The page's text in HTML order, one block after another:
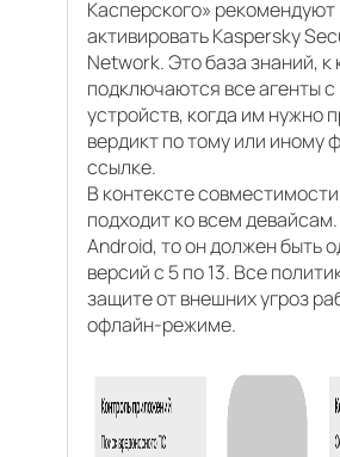
Касперского» рекомендуют
активировать Kaspersky
Network. Это база знаний, к
подключаются все агенты
устройств, когда им нужно
вердикт по тому или иному
ссылке.
В контексте
подходит ко всем
Android, то он должен быть
версий с 5 по 13. Все
защите от внешних угроз
офлайн-режиме.